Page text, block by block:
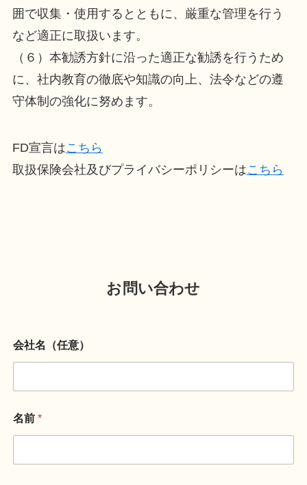
囲で収集・使用するとともに、厳重な管理を行う
など適正に取扱います。
（６）本勧誘方針に沿った適正な勧誘を行うため
に、社内教育の徹底や知識の向上、法令などの遵
守体制の強化に努めます。
FD宣言はこちら
取扱保険会社及びプライバシーポリシーはこちら
お問い合わせ
会社名（任意）
名前 *